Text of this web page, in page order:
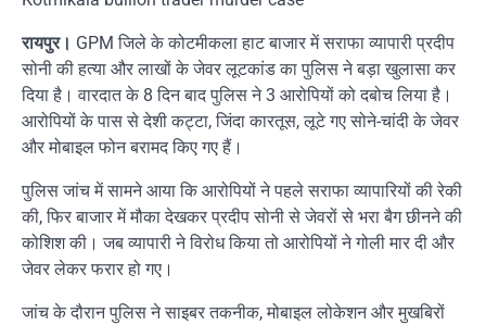
रायपुर। GPM जिले के कोटमीकला हाट बाजार में सराफा व्यापारी प्रदीप
सोनी की हत्या और लाखों के जेवर लूटकांड का पुलिस ने बड़ा खुलासा कर
दिया है। वारदात के 8 दिन बाद पुलिस ने 3 आरोपियों को दबोच लिया है।
आरोपियों के पास से देशी कट्टा, जिंदा कारतूस, लूटे गए सोने-चांदी के जेवर
और मोबाइल फोन बरामद किए गए हैं।
पुलिस जांच में सामने आया कि आरोपियों ने पहले सराफा व्यापारियों की रेकी
की, फिर बाजार में मौका देखकर प्रदीप सोनी से जेवरों से भरा बैग छीनने की
कोशिश की। जब व्यापारी ने विरोध किया तो आरोपियों ने गोली मार दी और
जेवर लेकर फरार हो गए।
जांच के दौरान पुलिस ने साइबर तकनीक, मोबाइल लोकेशन और मुखबिरों